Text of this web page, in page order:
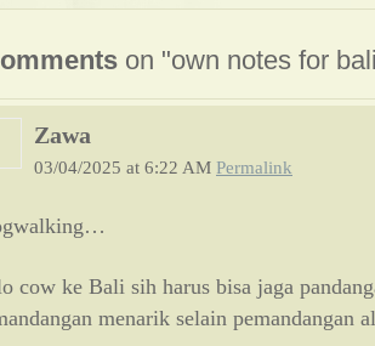
on "own notes for
Zawa
03/04/2025 at 6:22 AM Permalink
cow ke Bali sih harus bisa jaga
menarik selain